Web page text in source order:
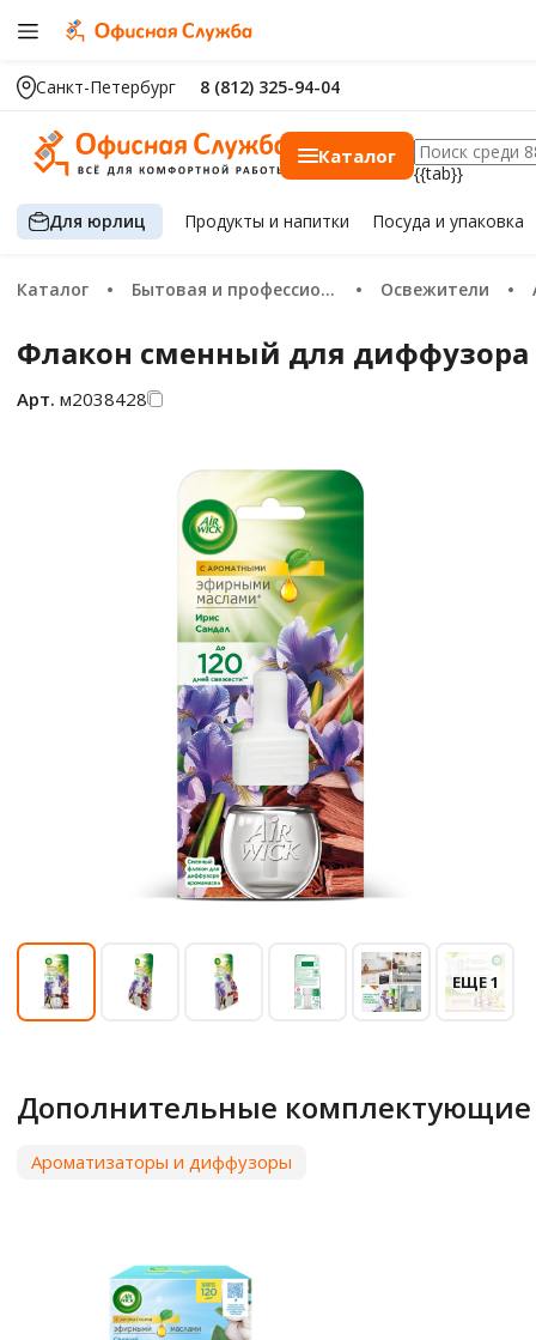
Санкт-Петербург 8 (812) 325-94-04
Каталог
{{tab}}
Для юрлиц Продуктыи напитки Посуда и упаковка
Каталог Бытовая и профессиональная химия Освежители
Флакон сменный для диффузора
Арт. м2038428
ЕЩЕ 1
Дополнительные комплектующие
Ароматизаторы и диффузоры